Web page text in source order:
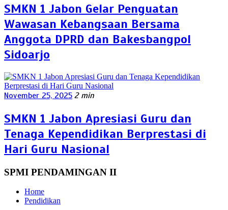
SMKN 1 Jabon Gelar Penguatan
Wawasan Kebangsaan Bersama
Anggota DPRD dan Bakesbangpol
Sidoarjo
November 25, 2025 2 min
SMKN 1 Jabon Apresiasi Guru dan
Tenaga Kependidikan Berprestasi di
Hari Guru Nasional
SPMI PENDAMINGAN II
Home
Pendidikan